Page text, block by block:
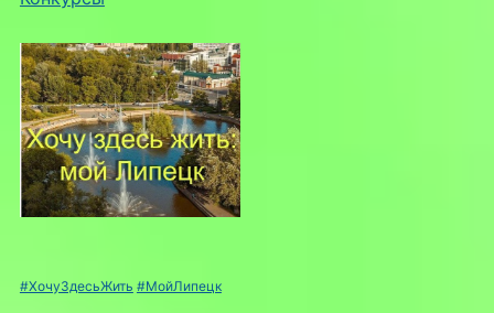
#ХочуЗдесьЖить #МойЛипецк